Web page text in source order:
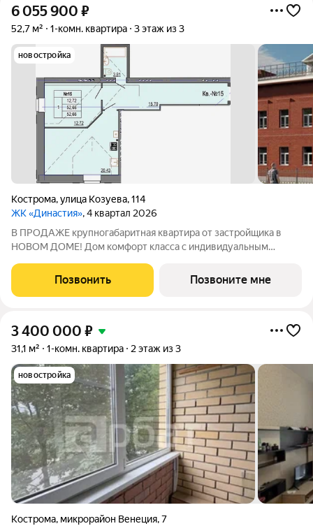
6 055 900 ₽
52,7 м² 1-комн. квартира 3 этаж из 3
новостройка
Кострома,улица Козуева,114
ЖК «Династия», 4 квартал 2026
В ПРОДАЖЕ крупногабаритная квартира от застройщика в
НОВОМ ДОМЕ! Дом комфорт класса с индивидуальным
из керамического кирпича Продуманные планировки с
Позвонить Позвоните мне
3 400 000 ₽
31,1 м² 1-комн. квартира 2 этаж из 3
новостройка
Кострома, микрорайон Венеция,7